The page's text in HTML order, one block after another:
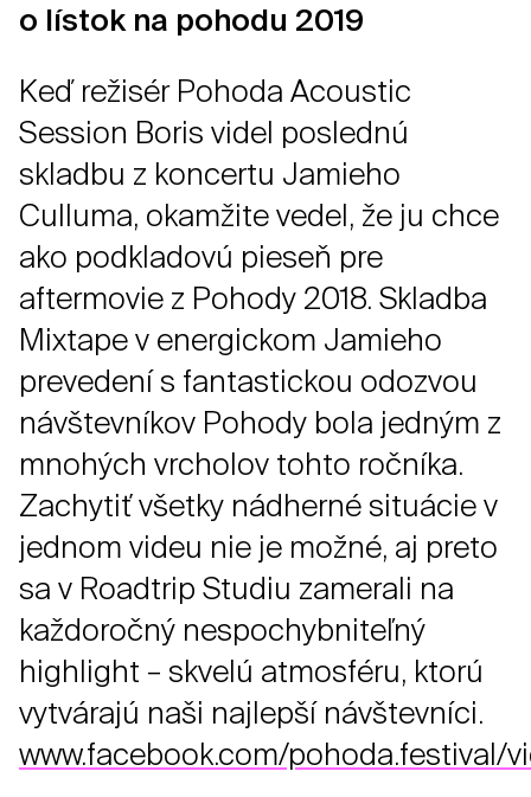
o lístok na pohodu 2019
Keď režisér Pohoda Acoustic
Session Boris videl poslednú
skladbu z koncertu Jamieho
Culluma, okamžite vedel, že ju chce
ako podkladovú pieseň pre
aftermovie z Pohody 2018. Skladba
Mixtape v energickom Jamieho
prevedení s fantastickou odozvou
návštevníkov Pohody bola jedným z
mnohých vrcholov tohto ročníka.
Zachytiť všetky nádherné situácie v
jednom videu nie je možné, aj preto
sa v Roadtrip Studiu zamerali na
každoročný nespochybniteľný
highlight – skvelú atmosféru, ktorú
vytvárajú naši najlepší návštevníci.
www.facebook.com/pohoda.festival/